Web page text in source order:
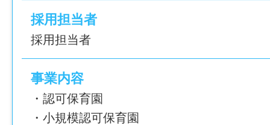
●社員539名が「人間関係の良さ」を実感
●グループ園多数！引越しても続けやすい
●食事補助でランチ代もお得に
——————
【園の詳細】
採用担当者
採用担当者
事業内容
・認可保育園
・小規模認可保育園